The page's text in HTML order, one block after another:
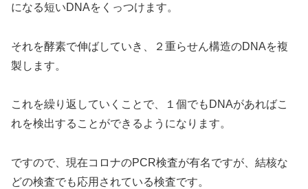
になる短いDNAをくっつけます。
それを酵素で伸ばしていき、２重らせん構造のDNAを複
製します。
これを繰り返していくことで、１個でもDNAがあればこ
れを検出することができるようになります。
ですので、現在コロナのPCR検査が有名ですが、結核な
どの検査でも応用されている検査です。